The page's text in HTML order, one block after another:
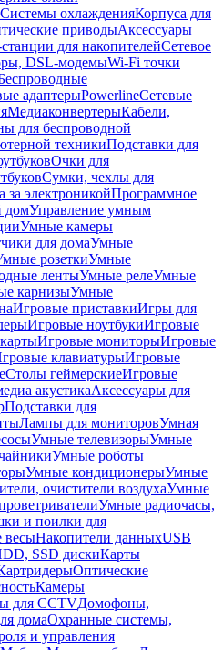
Системы охлажденияКорпуса для
приводыАксессуары
для накопителейСетевое
DSL-модемыWi-Fi точки
адаптерыPowerlineСетевые
МедиаконвертерыКабели,
для беспроводной
техникиПодставки для
Очки для
Сумки, чехлы для
за электроникойПрограммное
домУправление умным
Умные камеры
для домаУмные
розеткиУмные
лентыУмные релеУмные
карнизыУмные
Игровые приставкиИгры для
Игровые ноутбукиИгровые
Игровые мониторыИгровые
клавиатурыИгровые
Столы геймерскиеИгровые
акустикаАксессуары для
Подставки для
Лампы для мониторовУмная
Умные телевизорыУмные
Умные роботы
Умные кондиционерыУмные
очистители воздухаУмные
Умные радиочасы,
и поилки для
весыНакопители данныхUSB
SSD дискиКарты
Оптические
Камеры
для CCTVДомофоны,
домаОхранные системы,
и управления